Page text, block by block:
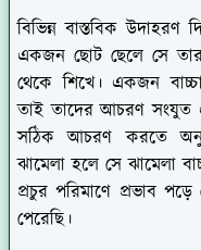
বিভিন্ন বাস্তবিক
একজন ছোট ছেলে সে
থেকে শিখে। একজন
তাই তাদের আচরণ সংযুত
সঠিক আচরণ করতে
ঝামেলা হলে সে ঝামেলা
প্রচুর পরিমাণে প্রভাব
পেরেছি।